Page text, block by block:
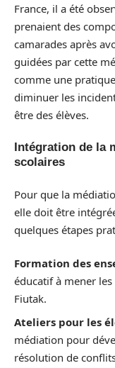
France, il a été
prenaient des
camarades après
guidées par cette
comme une
diminuer les
être des élèves.
Intégration de la
scolaires
Pour que la
elle doit être
quelques étapes
Formation des
éducatif à mener
Fiutak.
Ateliers pour les
médiation pour
résolution de